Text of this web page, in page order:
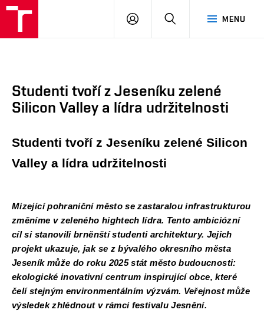
MENU
PŘIHLÁSIT
Studenti tvoří z Jeseníku zelené
Silicon Valley a lídra udržitelnosti
Studenti tvoří z Jeseníku zelené Silicon
Valley a lídra udržitelnosti
Mizející pohraniční město se zastaralou infrastrukturou
změníme v zeleného hightech lídra. Tento ambiciózní
cíl si stanovili brněnští studenti architektury. Jejich
projekt ukazuje, jak se z bývalého okresního města
Jeseník může do roku 2025 stát město budoucnosti:
ekologické inovativní centrum inspirující obce, které
čelí stejným environmentálním výzvám. Veřejnost může
výsledek zhlédnout v rámci festivalu Jesnění.